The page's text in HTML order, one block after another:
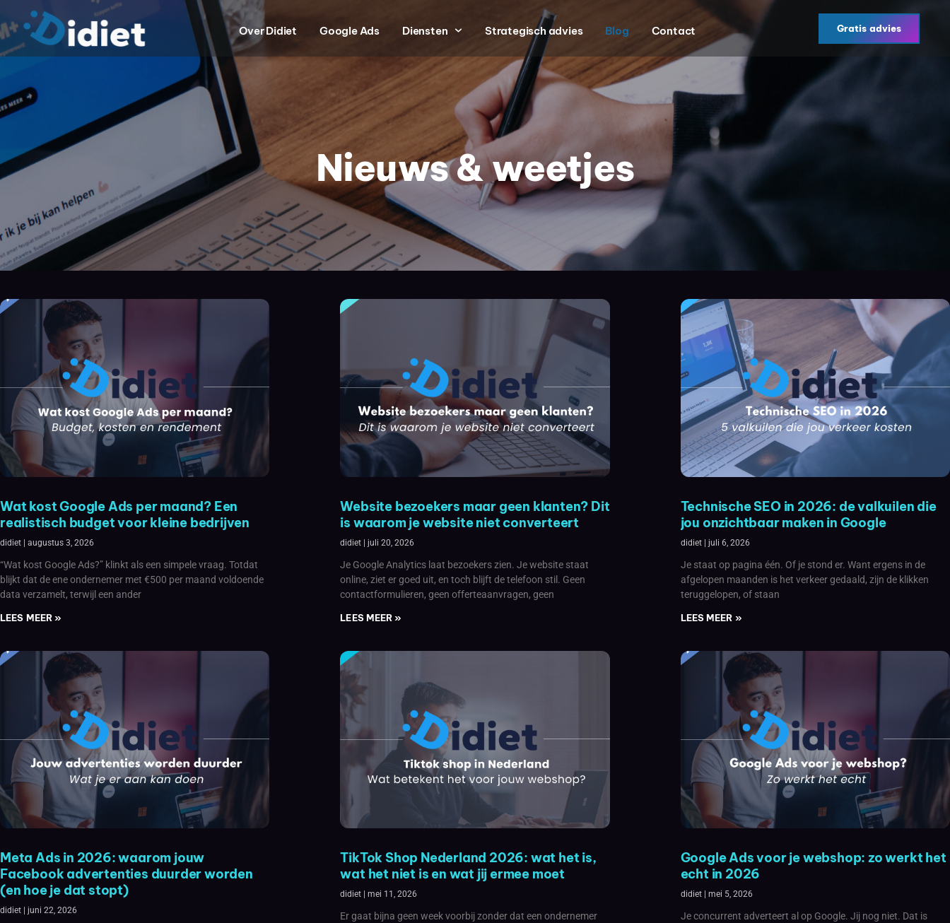
Over Didiet Google Ads Diensten Strategisch advies Blog Contact Gratis advies
Nieuws & weetjes
Wat kost Google Ads per maand? Een
realistisch budget voor kleine bedrijven
didiet augustus 3, 2026
“Wat kost Google Ads?” klinkt als een simpele vraag. Totdat
blijkt dat de ene ondernemer met €500 per maand voldoende
data verzamelt, terwijl een ander
LEES MEER »
Website bezoekers maar geen klanten? Dit
is waarom je website niet converteert
didiet juli 20, 2026
Je Google Analytics laat bezoekers zien. Je website staat
online, ziet er goed uit, en toch blijft de telefoon stil. Geen
contactformulieren, geen offerteaanvragen, geen
LEES MEER »
Technische SEO in 2026: de valkuilen die
jou onzichtbaar maken in Google
didiet juli 6, 2026
Je staat op pagina één. Of je stond er. Want ergens in de
afgelopen maanden is het verkeer gedaald, zijn de klikken
teruggelopen, of staan
LEES MEER »
Meta Ads in 2026: waarom jouw
Facebook advertenties duurder worden
(en hoe je dat stopt)
didiet juni 22, 2026
TikTok Shop Nederland 2026: wat het is,
wat het niet is en wat jij ermee moet
didiet mei 11, 2026
Er gaat bijna geen week voorbij zonder dat een ondernemer
Google Ads voor je webshop: zo werkt het
echt in 2026
didiet mei 5, 2026
Je concurrent adverteert al op Google. Jij nog niet. Dat is